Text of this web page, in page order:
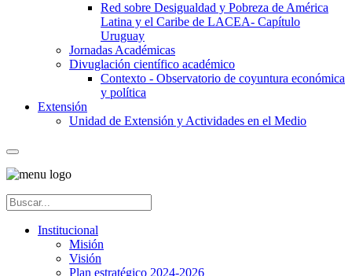
Red sobre Desigualdad y Pobreza de América
Latina y el Caribe de LACEA- Capítulo
Uruguay
Jornadas Académicas
Divuglación científico académico
Contexto - Observatorio de coyuntura económica
y política
Extensión
Unidad de Extensión y Actividades en el Medio
Institucional
Misión
Visión
Plan estratégico 2024-2026